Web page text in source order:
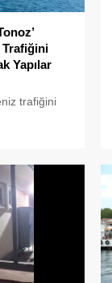
Yapılar
trafiğini
kirliliğine